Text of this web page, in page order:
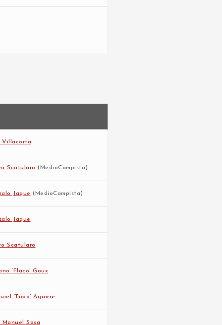
Villacorta
Scatularo (MedioCampista)
Jaque (MedioCampista)
Jaque
Scatularo
‘Flaco’ Goux
‘Topo’ Aguirre
Manuel Sosa